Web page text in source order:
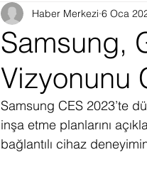
VPN şehir planlama
Firma Satınalma Hediye
Avrupa Birliği Enerji
Samsung,
Vizyonunu
Haber Merkezi 6 Oca
Samsung CES 2023’te
inşa etme planlarını
bağlantılı cihaz